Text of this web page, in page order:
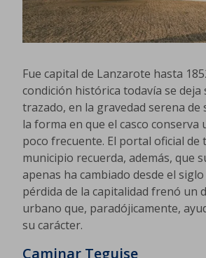
Fue capital de Lanzarote hasta
condición histórica todavía se deja
trazado, en la gravedad serena de
la forma en que el casco conserva
poco frecuente. El portal oficial de
municipio recuerda, además, que
apenas ha cambiado desde el siglo
pérdida de la capitalidad frenó un
urbano que, paradójicamente,
su carácter.
Caminar Teguise